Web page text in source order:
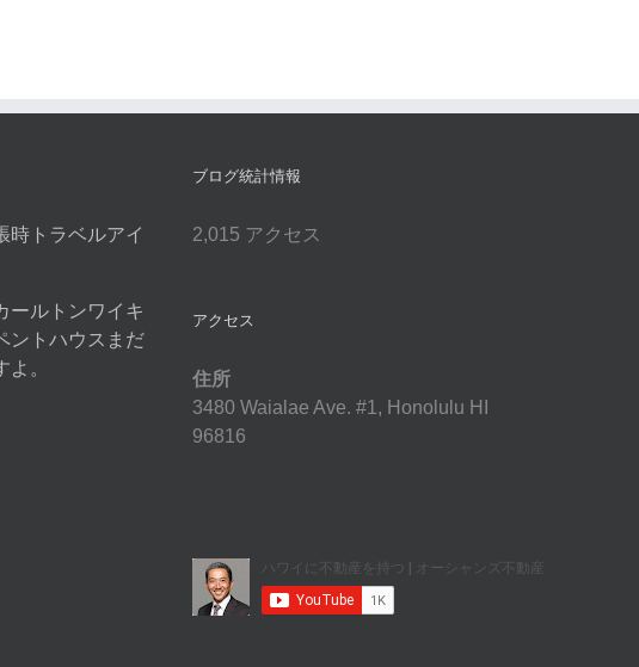
時トラベルアイ
ールトンワイキ
トハウスまだ
よ。
ブログ統計情報
2,015 アクセス
アクセス
住所
3480 Waialae Ave. #1, Honolulu HI
96816